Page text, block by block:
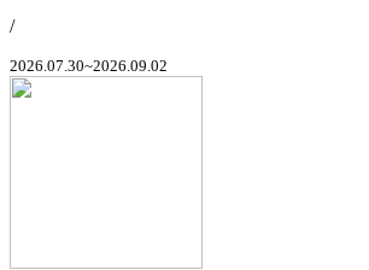
/
2026.07.30~2026.09.02